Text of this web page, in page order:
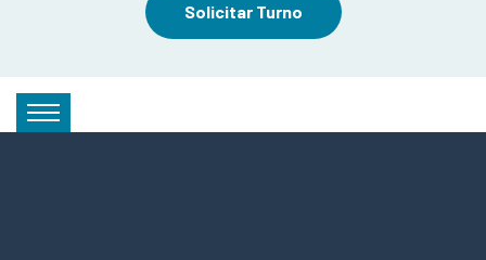
Solicitar Turno